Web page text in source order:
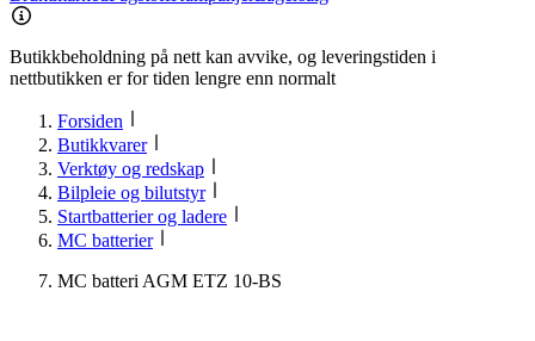
Butikkbeholdning på nett kan avvike, og leveringstiden i
nettbutikken er for tiden lengre enn normalt
Forsiden
Butikkvarer
Verktøy og redskap
Bilpleie og bilutstyr
Startbatterier og ladere
MC batterier
MC batteri AGM ETZ 10-BS